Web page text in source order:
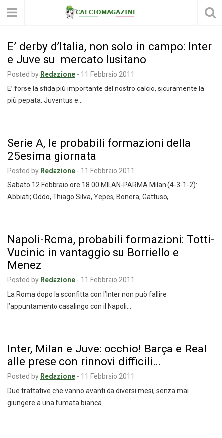
E’ derby d’Italia, non solo in campo: Inter
e Juve sul mercato lusitano
Posted by Redazione - 11 Febbraio 2011
E’ forse la sfida più importante del nostro calcio, sicuramente la
più pepata. Juventus e…
Serie A, le probabili formazioni della
25esima giornata
Posted by Redazione - 11 Febbraio 2011
Sabato 12 Febbraio ore 18.00 MILAN-PARMA Milan (4-3-1-2):
Abbiati; Oddo, Thiago Silva, Yepes, Bonera; Gattuso,…
Napoli-Roma, probabili formazioni: Totti-
Vucinic in vantaggio su Borriello e
Menez
Posted by Redazione - 11 Febbraio 2011
La Roma dopo la sconfitta con l’Inter non può fallire
l’appuntamento casalingo con il Napoli…
Inter, Milan e Juve: occhio! Barça e Real
alle prese con rinnovi difficili…
Posted by Redazione - 11 Febbraio 2011
Due trattative che vanno avanti da diversi mesi, senza mai
giungere a una fumata bianca.…